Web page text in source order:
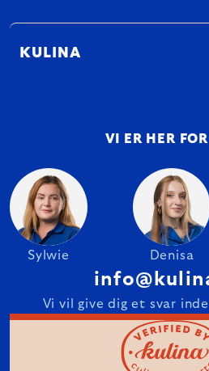
KULINA
VI ER HER
Sylwie Denisa
Vi vil give dig et svar